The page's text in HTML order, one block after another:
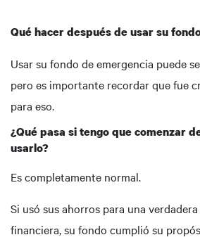
Qué hacer después de usar su
Usar su fondo de emergencia puede
pero es importante recordar que fue
para eso.
¿Qué pasa si tengo que comenzar
usarlo?
Es completamente normal.
Si usó sus ahorros para una
financiera, su fondo cumplió su